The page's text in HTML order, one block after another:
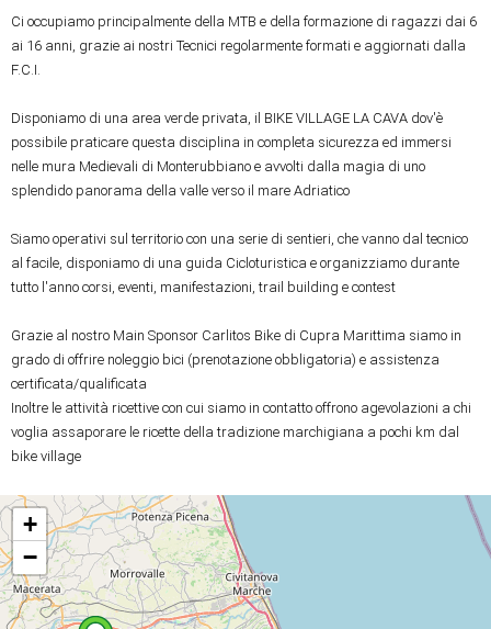
Ci occupiamo principalmente della MTB e della formazione di ragazzi dai 6
ai 16 anni, grazie ai nostri Tecnici regolarmente formati e aggiornati dalla
F.C.I.
Disponiamo di una area verde privata, il BIKE VILLAGE LA CAVA dov'è
possibile praticare questa disciplina in completa sicurezza ed immersi
nelle mura Medievali di Monterubbiano e avvolti dalla magia di uno
splendido panorama della valle verso il mare Adriatico
Siamo operativi sul territorio con una serie di sentieri, che vanno dal tecnico
al facile, disponiamo di una guida Cicloturistica e organizziamo durante
tutto l'anno corsi, eventi, manifestazioni, trail building e contest
Grazie al nostro Main Sponsor Carlitos Bike di Cupra Marittima siamo in
grado di offrire noleggio bici (prenotazione obbligatoria) e assistenza
certificata/qualificata
Inoltre le attività ricettive con cui siamo in contatto offrono agevolazioni a chi
voglia assaporare le ricette della tradizione marchigiana a pochi km dal
bike village
+
−